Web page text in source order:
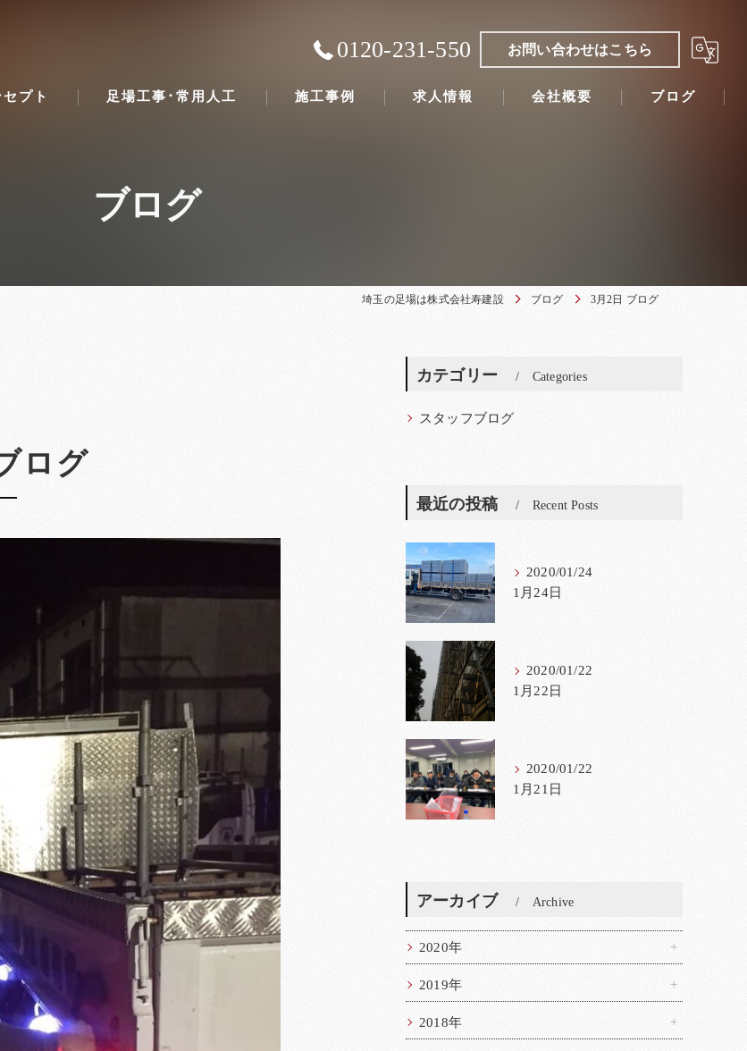
0120-231-550 お問い合わせはこちら
セプト 足場工事･常用人工 施工事例 求人情報 会社概要 ブログ
ブログ
埼玉の足場は株式会社寿建設 ブログ 3月2日 ブログ
ログ
カテゴリー Categories
スタッフブログ
最近の投稿 Recent Posts
2020/01/24
1月24日
2020/01/22
1月22日
2020/01/22
1月21日
アーカイブ Archive
2020年
2019年
2018年